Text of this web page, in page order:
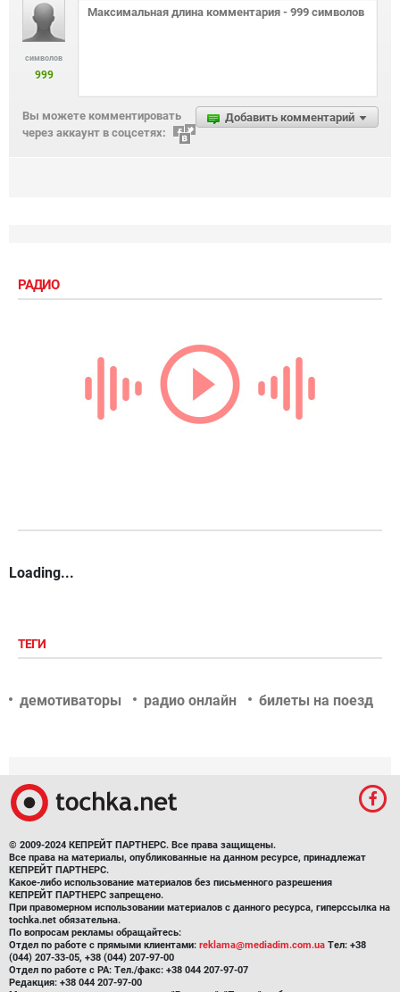
символов
999
Добавить комментарий
Вы можете комментировать
через аккаунт в соцсетях:
РАДИО
Loading...
ТЕГИ
демотиваторы радио онлайн билеты на поезд
© 2009-2024 КЕПРЕЙТ ПАРТНЕРС. Все права защищены.
Все права на материалы, опубликованные на данном ресурсе, принадлежат
КЕПРЕЙТ ПАРТНЕРС.
Какое-либо использование материалов без письменного разрешения
КЕПРЕЙТ ПАРТНЕРС запрещено.
При правомерном использовании материалов с данного ресурса, гиперссылка на
tochka.net обязательна.
По вопросам рекламы обращайтесь:
Отдел по работе с прямыми клиентами: reklama@mediadim.com.ua Тел: +38
(044) 207-33-05, +38 (044) 207-97-00
Отдел по работе с РА: Тел./факс: +38 044 207-97-07
Редакция: +38 044 207-97-00